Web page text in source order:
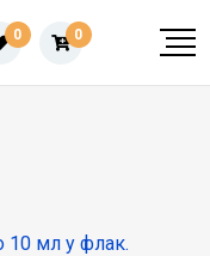
0 0
10 мл у флак.